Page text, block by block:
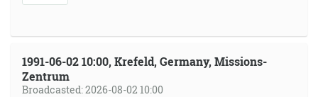
1991-06-02 10:00, Krefeld, Germany, Missions-
Zentrum
Broadcasted: 2026-08-02 10:00